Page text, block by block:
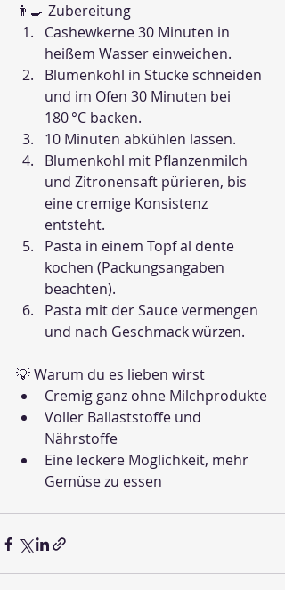
👨‍🍳 Zubereitung
Cashewkerne 30 Minuten in
heißem Wasser einweichen.
Blumenkohl in Stücke schneiden
und im Ofen 30 Minuten bei
180 °C backen.
10 Minuten abkühlen lassen.
Blumenkohl mit Pflanzenmilch
und Zitronensaft pürieren, bis
eine cremige Konsistenz
entsteht.
Pasta in einem Topf al dente
kochen (Packungsangaben
beachten).
Pasta mit der Sauce vermengen
und nach Geschmack würzen.
💡 Warum du es lieben wirst
Cremig ganz ohne Milchprodukte
Voller Ballaststoffe und
Nährstoffe
Eine leckere Möglichkeit, mehr
Gemüse zu essen